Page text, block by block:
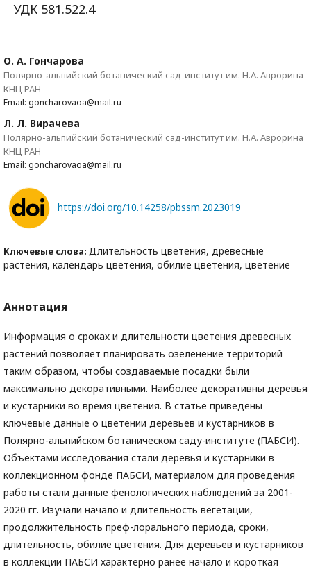
УДК 581.522.4
О. А. Гончарова
Полярно-альпийский ботанический сад-институт им. Н.А. Аврорина
КНЦ РАН
Email: goncharovaoa@mail.ru
Л. Л. Вирачева
Полярно-альпийский ботанический сад-институт им. Н.А. Аврорина
КНЦ РАН
Email: goncharovaoa@mail.ru
https://doi.org/10.14258/pbssm.2023019
Ключевые слова: Длительность цветения, древесные
растения, календарь цветения, обилие цветения, цветение
Аннотация
Информация о сроках и длительности цветения древесных
растений позволяет планировать озеленение территорий
таким образом, чтобы создаваемые посадки были
максимально декоративными. Наиболее декоративны деревья
и кустарники во время цветения. В статье приведены
ключевые данные о цветении деревьев и кустарников в
Полярно-альпийском ботаническом саду-институте (ПАБСИ).
Объектами исследования стали деревья и кустарники в
коллекционном фонде ПАБСИ, материалом для проведения
работы стали данные фенологических наблюдений за 2001-
2020 гг. Изучали начало и длительность вегетации,
продолжительность преф-лорального периода, сроки,
длительность, обилие цветения. Для деревьев и кустарников
в коллекции ПАБСИ характерно ранее начало и короткая